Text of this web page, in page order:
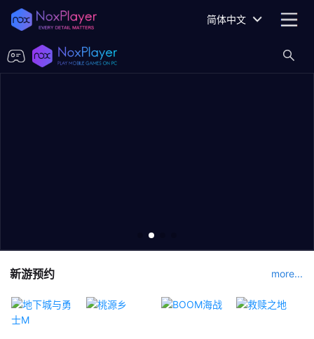
简体中文
新游预约 more...